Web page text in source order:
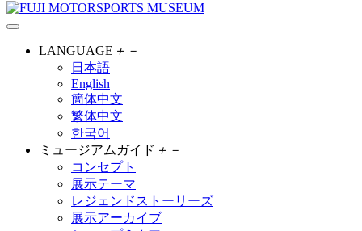
LANGUAGE ＋ －
日本語
English
簡体中文
繁体中文
한국어
ミュージアムガイド ＋ －
コンセプト
展示テーマ
レジェンドストーリーズ
展示アーカイブ